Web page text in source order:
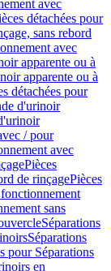
avec
détachées pour
sans rebord
avec
apparente ou à
apparente ou à
détachées pour
d'urinoir
/ pour
avec
Pièces
de rinçagePièces
sans
Séparations
Séparations
pour Séparations
en